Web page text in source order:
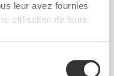
leur avez fournies
utilisation de leurs